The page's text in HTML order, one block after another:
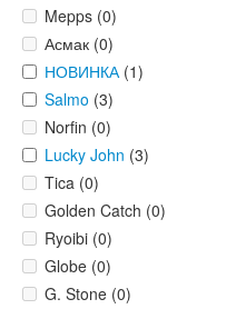
Mepps (0)
Асмак (0)
НОВИНКА(1)
Salmo (3)
Norfin (0)
Lucky John (3)
Tica (0)
Golden Catch (0)
Ryoibi (0)
Globe (0)
G. Stone (0)